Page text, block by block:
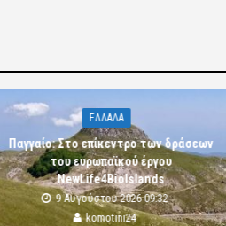
ΕΛΛΑΔΑ
Παγγαίο: Στο επίκεντρο των δράσεων
του ευρωπαϊκού έργου
NewLife4BioIslands
9 Αυγούστου 2026 09:32
komotini24